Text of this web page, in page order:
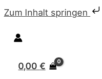
Zum Inhalt springen
Zum
springen
0,00€